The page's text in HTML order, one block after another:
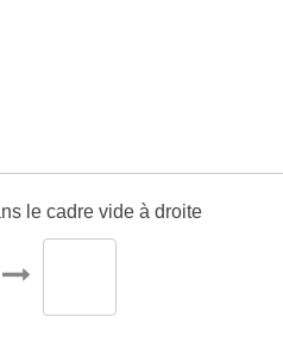
le cadre vide à droite